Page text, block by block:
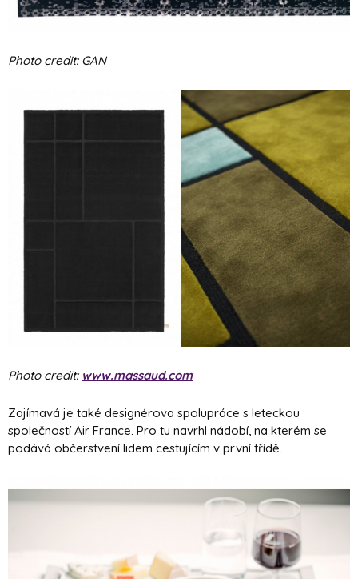
Photo credit: GAN
Photo credit: www.massaud.com
Zajímavá je také designérova spolupráce s leteckou
společností Air France. Pro tu navrhl nádobí, na kterém se
podává občerstvení lidem cestujícím v první třídě.